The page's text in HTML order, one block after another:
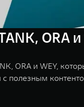
ORA и
ORA и WEY,
полезным